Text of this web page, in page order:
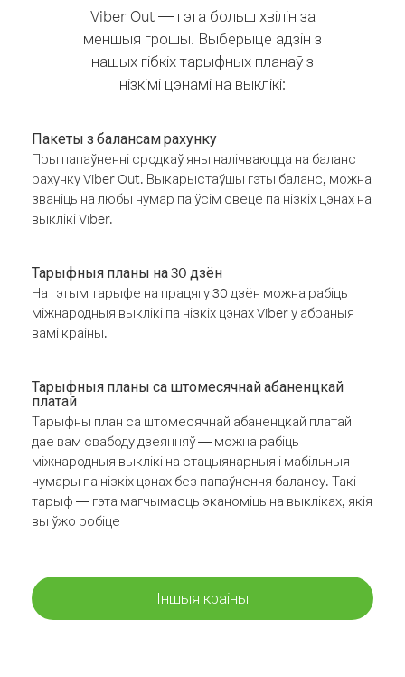
Viber Out — гэта больш хвілін за
меншыя грошы. Выберыце адзін з
нашых гібкіх тарыфных планаў з
нізкімі цэнамі на выклікі:
Пакеты з балансам рахунку
Пры папаўненні сродкаў яны налічваюцца на баланс
рахунку Viber Out. Выкарыстаўшы гэты баланс, можна
званіць на любы нумар па ўсім свеце па нізкіх цэнах на
выклікі Viber.
Тарыфныя планы на 30 дзён
На гэтым тарыфе на працягу 30 дзён можна рабіць
міжнародныя выклікі па нізкіх цэнах Viber у абраныя
вамі краіны.
Тарыфныя планы са штомесячнай абаненцкай
платай
Тарыфны план са штомесячнай абаненцкай платай
дае вам свабоду дзеянняў — можна рабіць
міжнародныя выклікі на стацыянарныя і мабільныя
нумары па нізкіх цэнах без папаўнення балансу. Такі
тарыф — гэта магчымасць эканоміць на выкліках, якія
вы ўжо робіце
Іншыя краіны